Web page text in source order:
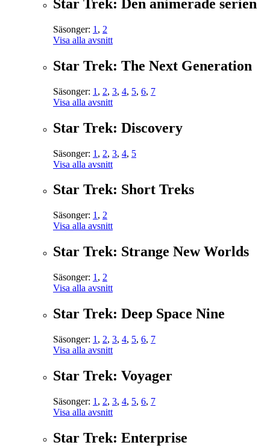
Star Trek: Den animerade serien
Säsonger: 1 , 2
Visa alla avsnitt
Star Trek: The Next Generation
Säsonger: 1 , 2, 3, 4, 5, 6, 7
Visa alla avsnitt
Star Trek: Discovery
Säsonger: 1 , 2, 3, 4, 5
Visa alla avsnitt
Star Trek: Short Treks
Säsonger: 1 , 2
Visa alla avsnitt
Star Trek: Strange New Worlds
Säsonger: 1 , 2
Visa alla avsnitt
Star Trek: Deep Space Nine
Säsonger: 1 , 2, 3, 4, 5, 6, 7
Visa alla avsnitt
Star Trek: Voyager
Säsonger: 1 , 2, 3, 4, 5, 6, 7
Visa alla avsnitt
Star Trek: Enterprise